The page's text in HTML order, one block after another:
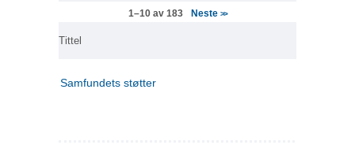
1–10 av 183 Neste >>
Tittel
Samfundets støtter